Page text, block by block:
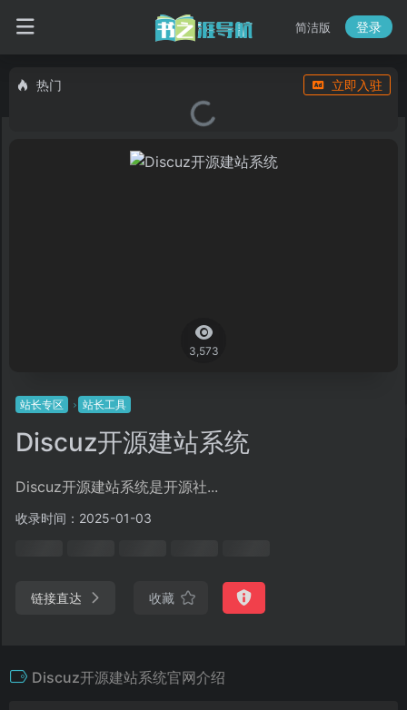
简洁版 登录
热门 立即入驻
3,573
站长专区 站长工具
Discuz开源建站系统
Discuz开源建站系统是开源社...
收录时间：2025-01-03
链接直达 收藏
Discuz开源建站系统官网介绍